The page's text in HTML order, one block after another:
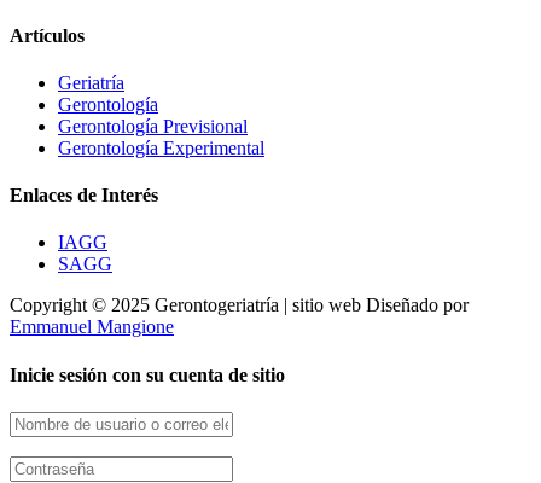
Artículos
Geriatría
Gerontología
Gerontología Previsional
Gerontología Experimental
Enlaces de Interés
IAGG
SAGG
Copyright © 2025 Gerontogeriatría | sitio web Diseñado por
Emmanuel Mangione
Inicie sesión con su cuenta de sitio